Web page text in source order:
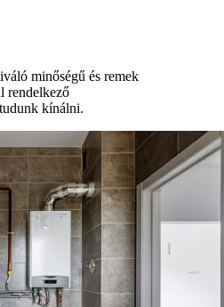
minőségű és remek
rendelkező
kínálni.